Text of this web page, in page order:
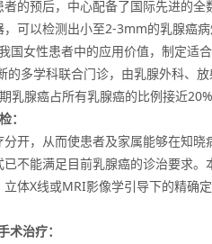
的预后，中心配备了国际先进的
可以检测出小至2-3mm的乳腺癌
国女性患者中的应用价值，制定适
的多学科联合门诊，由乳腺外科、
乳腺癌占所有乳腺癌的比例接近
：
开，从而使患者及家属能够在知
不能满足目前乳腺癌的诊治要求
体X线或MRI影像学引导下的精确
术治疗：